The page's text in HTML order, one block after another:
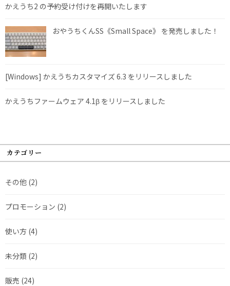
かえうち2 の予約受け付けを再開いたします
おやうちくんSS《Small Space》 を発売しました！
[Windows] かえうちカスタマイズ 6.3 をリリースしました
かえうちファームウェア 4.1β をリリースしました
カテゴリー
その他 (2)
プロモーション (2)
使い方 (4)
未分類 (2)
販売 (24)